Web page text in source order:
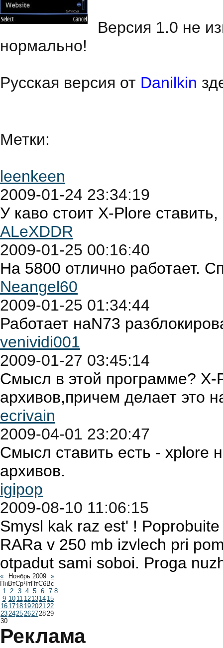
Версия 1.0 не
нормально!
Русская версия от Danilkin
Метки:
leenkeen
2009-01-24 23:34:19
У каво стоит X-Plore
ALeXDDR
2009-01-25 00:16:40
На 5800 отлично работает.
Neangel60
2009-01-25 01:34:44
Работает наN73
venividi001
2009-01-27 03:45:14
Смысл в этой программе? X-
архивов,причем делает это
ecrivain
2009-04-01 23:20:47
Смысл ставить есть - xplore
архивов.
igipop
2009-08-10 11:06:15
Smysl kak raz est' !
RARa v 250 mb izvlech pri
otpadut sami soboi. Proga
« Ноябрь 2009
»
ПнВтСрЧтПтСбВс
1 2 3 4 5 6 7 8
9 10 11 121314 15
16 1718 19202122
23242526272829
30
Реклама